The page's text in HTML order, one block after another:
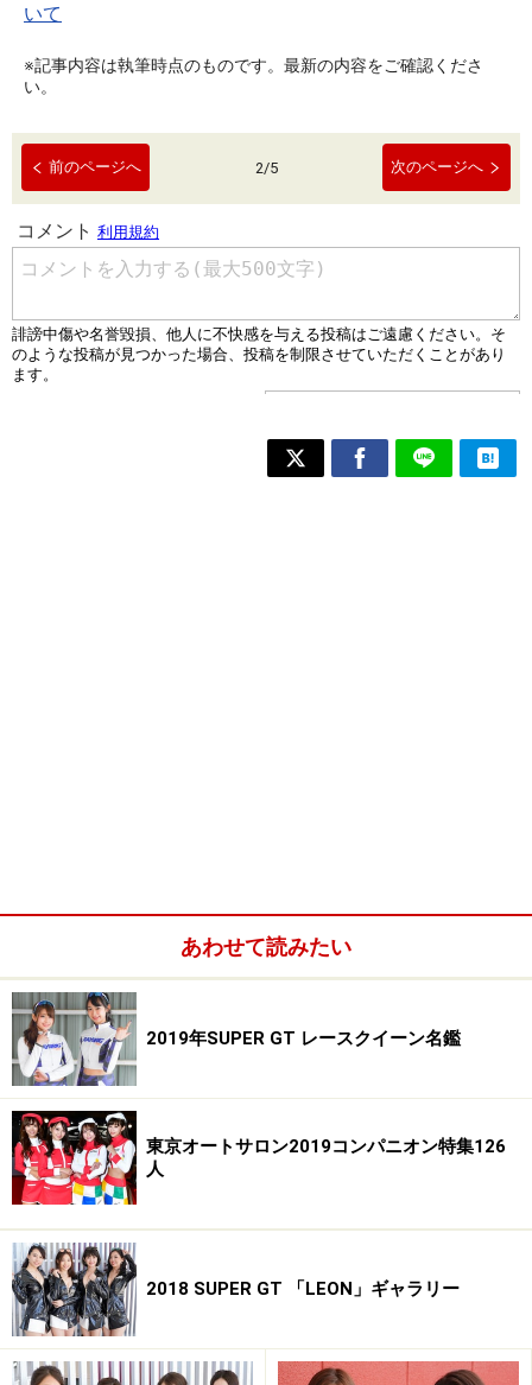
いて
※記事内容は執筆時点のものです。最新の内容をご確認くださ
い。
前のページへ 2/5 次のページへ
あわせて読みたい
2019年SUPER GT レースクイーン名鑑
東京オートサロン2019コンパニオン特集126
人
2018 SUPER GT 「LEON」ギャラリー